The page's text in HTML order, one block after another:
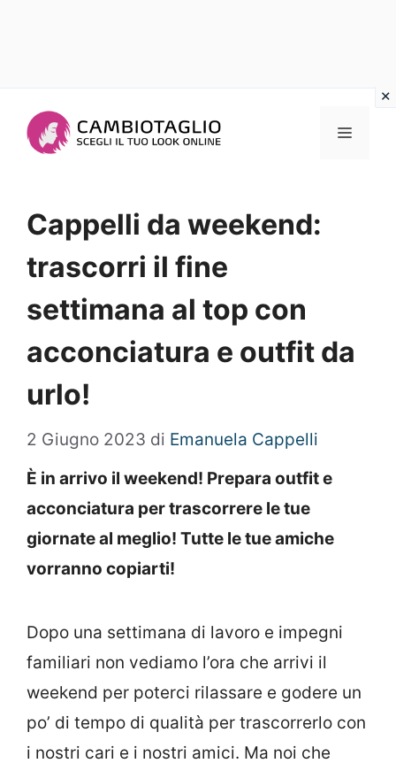
Menu
Cappelli da weekend:
trascorri il fine
settimana al top con
acconciatura e outfit da
urlo!
2 Giugno 2023 di Emanuela Cappelli
È in arrivo il weekend! Prepara outfit e
acconciatura per trascorrere le tue
giornate al meglio! Tutte le tue amiche
vorranno copiarti!
Dopo una settimana di lavoro e impegni
familiari non vediamo l’ora che arrivi il
weekend per poterci rilassare e godere un
po’ di tempo di qualità per trascorrerlo con
i nostri cari e i nostri amici. Ma noi che